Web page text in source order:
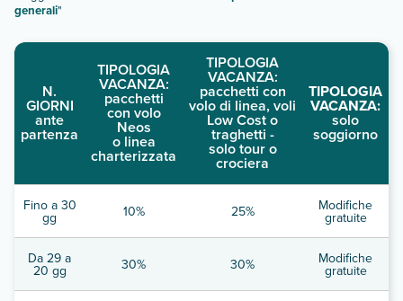
generali"
N.
GIORNI
ante
partenza
TIPOLOGIA
VACANZA:
pacchetti
con volo
Neos
o linea
charterizzata
TIPOLOGIA
VACANZA:
pacchetti con
volo di linea, voli
Low Cost o
traghetti -
solo tour o
crociera
TIPOLOGIA
VACANZA:
solo
soggiorno
Fino a 30
gg 10% 25% Modifiche
gratuite
Da 29 a
20 gg 30% 30% Modifiche
gratuite